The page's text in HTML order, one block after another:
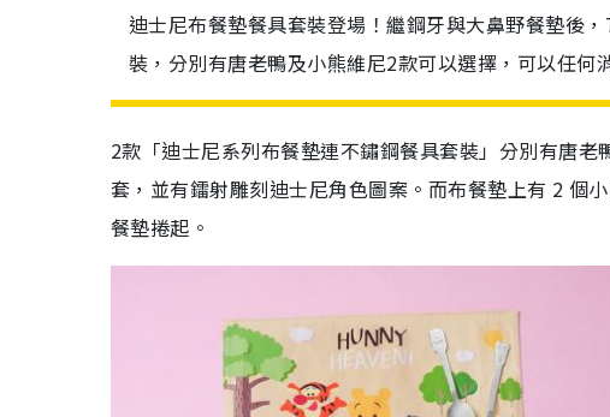
迪士尼布餐墊餐具套裝登場！繼鋼牙與大鼻野餐墊後
裝，分別有唐老鴨及小熊維尼2款可以選擇，可以任何
2款「迪士尼系列布餐墊連不鏽鋼餐具套裝」分別有唐
套，並有鐳射雕刻迪士尼角色圖案。而布餐墊上有 2 個
餐墊捲起。